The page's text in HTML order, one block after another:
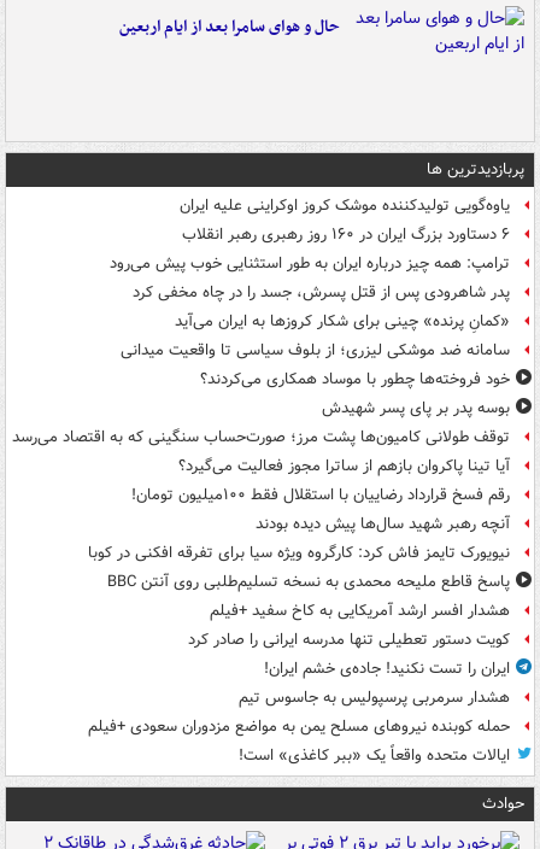
حال و هوای سامرا بعد از ایام اربعین
پربازدیدترین ها
یاوه‌گویی تولیدکننده موشک کروز اوکراینی علیه ایران
۶ دستاورد بزرگ ایران در ۱۶۰ روز رهبری رهبر انقلاب
ترامپ: همه چیز درباره ایران به طور استثنایی خوب پیش می‌رود
پدر شاهرودی پس از قتل پسرش، جسد را در چاه مخفی کرد
«کمانِ پرنده» چینی برای شکار کروزها به ایران می‌آید
سامانه ضد موشکی لیزری؛ از بلوف سیاسی تا واقعیت میدانی
خود فروخته‌ها چطور با موساد همکاری می‌کردند؟
بوسه‌ پدر بر پای پسر شهیدش
توقف طولانی کامیون‌ها پشت مرز؛ صورت‌حساب سنگینی که به اقتصاد می‌رسد
آیا تینا پاکروان بازهم از ساترا مجوز فعالیت می‌گیرد؟
رقم فسخ قرارداد رضاییان با استقلال فقط ۱۰۰میلیون تومان!
آنچه رهبر شهید سال‌ها پیش دیده بودند
نیویورک تایمز فاش کرد: کارگروه ویژه سیا برای تفرقه افکنی در کوبا
پاسخ قاطع ملیحه محمدی به نسخه تسلیم‌طلبی روی آنتن BBC
هشدار افسر ارشد آمریکایی به کاخ سفید +فیلم
کویت دستور تعطیلی تنها مدرسه ایرانی را صادر کرد
ایران را تست نکنید! جاده‌ی خشم ایران!
هشدار سرمربی پرسپولیس به جاسوس تیم
حمله کوبنده نیروهای مسلح یمن به مواضع مزدوران سعودی +فیلم
ایالات متحده واقعاً یک «ببر کاغذی» است!
حوادث